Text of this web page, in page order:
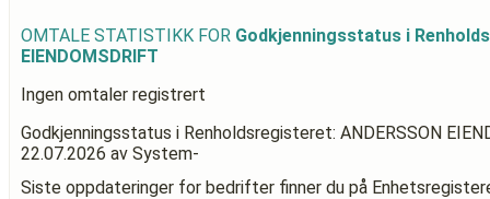
OMTALE STATISTIKK FOR Godkjenningsstatus i
EIENDOMSDRIFT
Ingen omtaler registrert
Godkjenningsstatus i Renholdsregisteret: ANDERSSON
22.07.2026 av System-
Siste oppdateringer for bedrifter finner du på